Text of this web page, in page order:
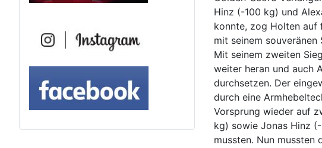
Hinz (-100 kg) und
konnte, zog Holten auf
mit seinem souveränen
Mit seinem zweiten
weiter heran und auch
durchsetzen. Der
durch eine
Vorsprung wieder auf
kg) sowie Jonas Hinz
mussten. Nun mussten